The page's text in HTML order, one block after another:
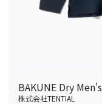
BAKUNE Dry Men's
株式会社TENTIAL